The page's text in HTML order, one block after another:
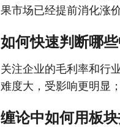
果市场已经提前消化涨
如何快速判断哪
关注企业的毛利率和行
难度大，受影响更明显
缠论中如何用板